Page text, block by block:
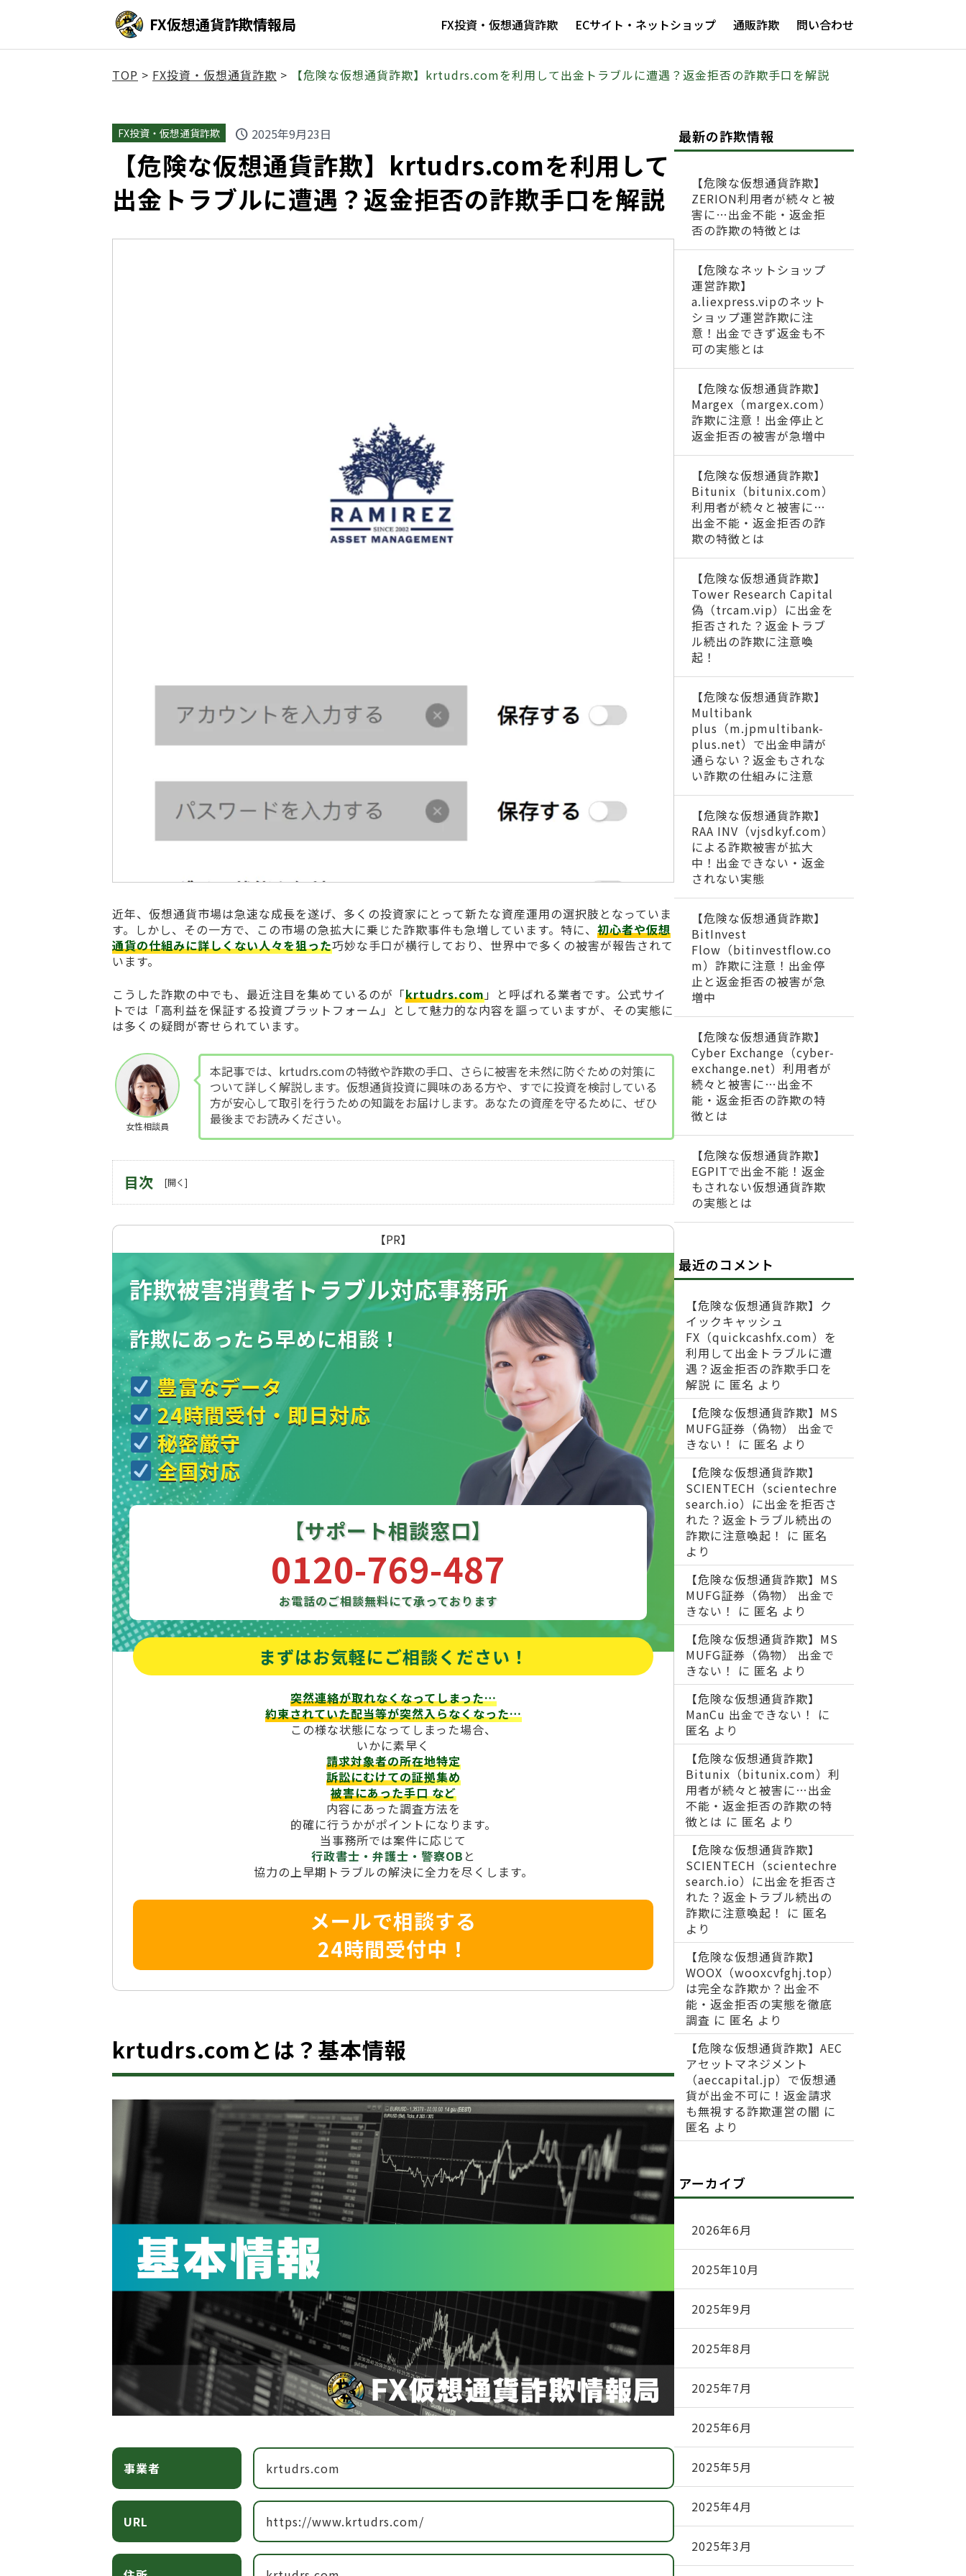
FX仮想通貨詐欺情報局 FX投資・仮想通貨詐欺 ECサイト・ネットショップ 通販詐欺 問い合わせ
TOP > FX投資・仮想通貨詐欺 > 【危険な仮想通貨詐欺】krtudrs.comを利用して出金トラブルに遭遇？返金拒否の詐欺手口を解説
FX投資・仮想通貨詐欺 schedule 2025年9月23日
【危険な仮想通貨詐欺】krtudrs.comを利用して
出金トラブルに遭遇？返金拒否の詐欺手口を解説
近年、仮想通貨市場は急速な成長を遂げ、多くの投資家にとって新たな資産運用の選択肢となっていま
す。しかし、その一方で、この市場の急拡大に乗じた詐欺事件も急増しています。特に、 初心者や仮想
通貨の仕組みに詳しくない人々を狙った巧妙な手口が横行しており、世界中で多くの被害が報告されて
います。
こうした詐欺の中でも、最近注目を集めているのが「krtudrs.com」と呼ばれる業者です。公式サイ
トでは「高利益を保証する投資プラットフォーム」として魅力的な内容を謳っていますが、その実態に
は多くの疑問が寄せられています。
女性相談員
本記事では、krtudrs.comの特徴や詐欺の手口、さらに被害を未然に防ぐための対策に
ついて詳しく解説します。仮想通貨投資に興味のある方や、すでに投資を検討している
方が安心して取引を行うための知識をお届けします。あなたの資産を守るために、ぜひ
最後までお読みください。
目次
【PR】
詐欺被害消費者トラブル対応事務所
詐欺にあったら早めに相談！
豊富なデータ
24時間受付・即日対応
秘密厳守
全国対応
【サポート相談窓口】
0120-769-487
お電話のご相談無料にて承っております
まずはお気軽にご相談ください！
突然連絡が取れなくなってしまった…
約束されていた配当等が突然入らなくなった…
この様な状態になってしまった場合、
いかに素早く
請求対象者の所在地特定
訴訟にむけての証拠集め
被害にあった手口など
内容にあった調査方法を
的確に行うかがポイントになります。
当事務所では案件に応じて
行政書士・弁護士・警察OB と
協力の上早期トラブルの解決に全力を尽くします。
メールで相談する
24時間受付中！
krtudrs.comとは？基本情報
事業者 krtudrs.com
URL https://www.krtudrs.com/
最新の詐欺情報
【危険な仮想通貨詐欺】
ZERION利用者が続々と被
害に…出金不能・返金拒
否の詐欺の特徴とは
【危険なネットショップ
運営詐欺】
a.liexpress.vipのネット
ショップ運営詐欺に注
意！出金できず返金も不
可の実態とは
【危険な仮想通貨詐欺】
Margex（margex.com）
詐欺に注意！出金停止と
返金拒否の被害が急増中
【危険な仮想通貨詐欺】
Bitunix（bitunix.com）
利用者が続々と被害に…
出金不能・返金拒否の詐
欺の特徴とは
【危険な仮想通貨詐欺】
Tower Research Capital
偽（trcam.vip）に出金を
拒否された？返金トラブ
ル続出の詐欺に注意喚
起！
【危険な仮想通貨詐欺】
Multibank
plus（m.jpmultibank-
plus.net）で出金申請が
通らない？返金もされな
い詐欺の仕組みに注意
【危険な仮想通貨詐欺】
RAA INV（vjsdkyf.com）
による詐欺被害が拡大
中！出金できない・返金
されない実態
【危険な仮想通貨詐欺】
BitInvest
Flow（bitinvestflow.co
m）詐欺に注意！出金停
止と返金拒否の被害が急
増中
【危険な仮想通貨詐欺】
Cyber Exchange（cyber-
exchange.net）利用者が
続々と被害に…出金不
能・返金拒否の詐欺の特
徴とは
【危険な仮想通貨詐欺】
EGPITで出金不能！返金
もされない仮想通貨詐欺
の実態とは
最近のコメント
【危険な仮想通貨詐欺】ク
イックキャッシュ
FX（quickcashfx.com）を
利用して出金トラブルに遭
遇？返金拒否の詐欺手口を
解説 に 匿名 より
【危険な仮想通貨詐欺】MS
MUFG証券（偽物） 出金で
きない！
に 匿名 より
【危険な仮想通貨詐欺】
SCIENTECH（scientechre
search.io）に出金を拒否さ
れた？返金トラブル続出の
詐欺に注意喚起！
に 匿名
より
【危険な仮想通貨詐欺】MS
MUFG証券（偽物） 出金で
きない！
に 匿名 より
【危険な仮想通貨詐欺】MS
MUFG証券（偽物） 出金で
きない！
に 匿名 より
【危険な仮想通貨詐欺】
ManCu 出金できない！
に
匿名 より
【危険な仮想通貨詐欺】
Bitunix（bitunix.com）利
用者が続々と被害に…出金
不能・返金拒否の詐欺の特
徴とは に 匿名 より
【危険な仮想通貨詐欺】
SCIENTECH（scientechre
search.io）に出金を拒否さ
れた？返金トラブル続出の
詐欺に注意喚起！
に 匿名
より
【危険な仮想通貨詐欺】
WOOX（wooxcvfghj.top）
は完全な詐欺か？出金不
能・返金拒否の実態を徹底
調査 に 匿名 より
【危険な仮想通貨詐欺】AEC
アセットマネジメント
（aeccapital.jp）で仮想通
貨が出金不可に！返金請求
も無視する詐欺運営の闇 に
匿名 より
アーカイブ
2026年6月
2025年10月
2025年9月
2025年8月
2025年7月
2025年6月
2025年5月
2025年4月
2025年3月